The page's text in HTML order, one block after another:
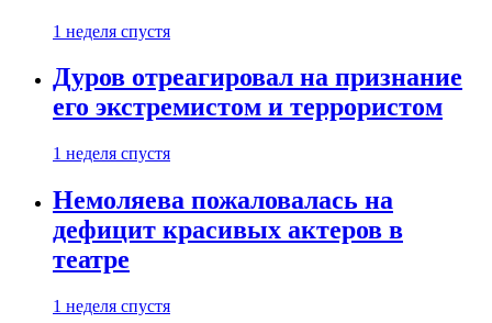
1 неделя спустя
Дуров отреагировал на признание
его экстремистом и террористом
1 неделя спустя
Немоляева пожаловалась на
дефицит красивых актеров в
театре
1 неделя спустя